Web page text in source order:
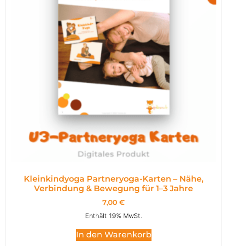
Kleinkindyoga Partneryoga-Karten – Nähe,
Verbindung & Bewegung für 1–3 Jahre
7,00 €
Enthält 19% MwSt.
In den Warenkorb